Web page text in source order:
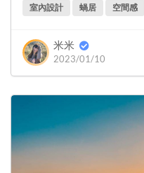
室內設計 蝸居 空間感
米米
2023/01/10